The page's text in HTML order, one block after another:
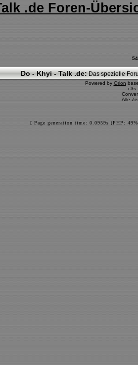
.de Foren-
Do - Khyi - Talk .de: Das spezielle
Powered by Orion
c3s
Alle
[ Page generation time: 0.0959s (PHP: